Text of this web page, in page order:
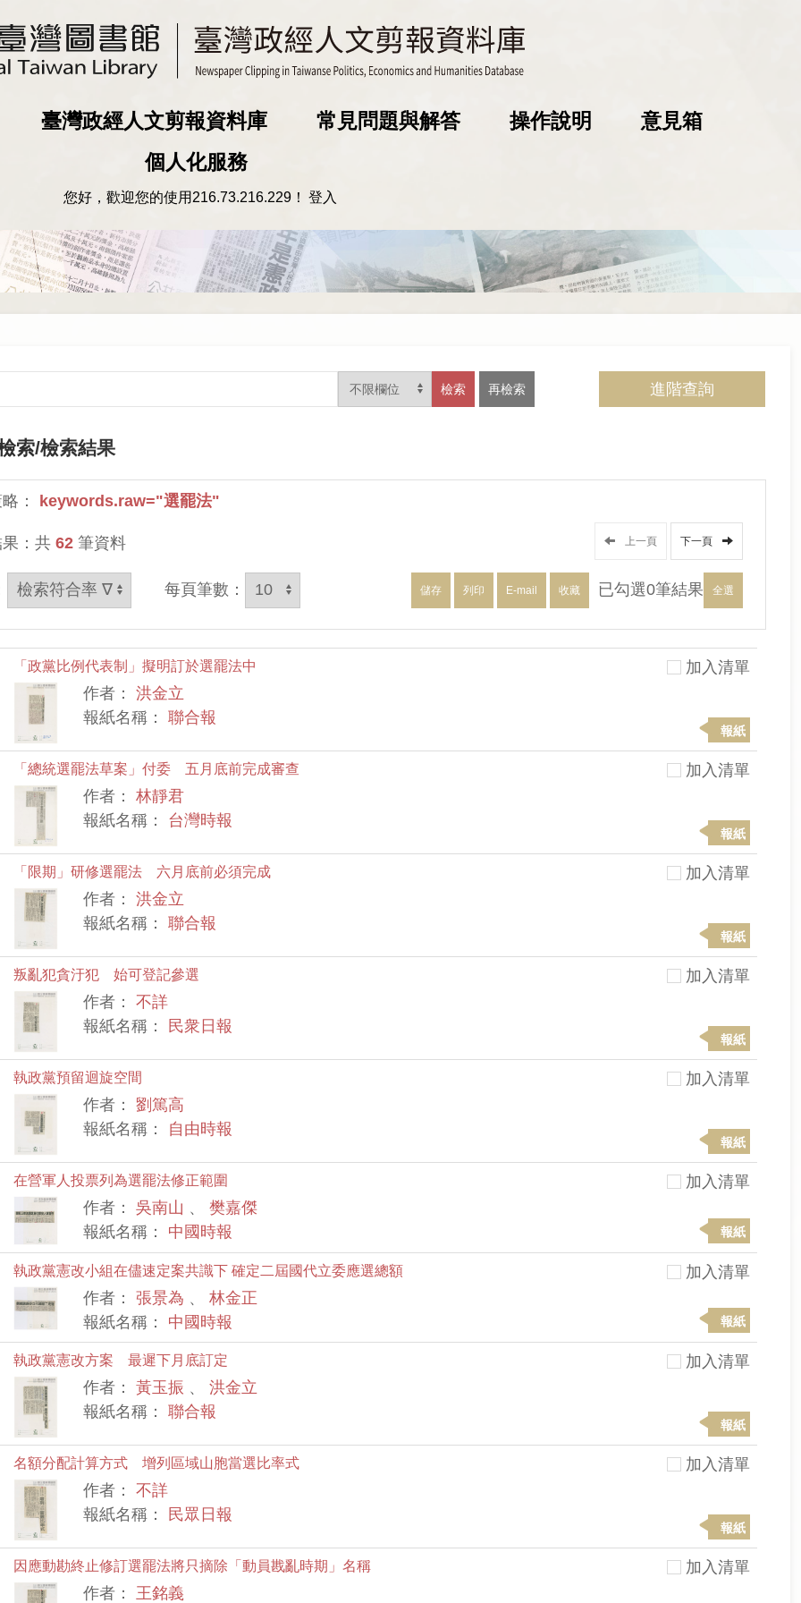
臺灣政經人文剪報資料庫 常見問題與解答 操作說明
意見箱
個人化服務
您好，歡迎您的使用 216.73.216.229 ！ 登入
檢索 再檢索 進階查詢
索/檢索結果
： keywords.raw="選罷法"
：共 62筆資料 上一頁 下一頁
每頁筆數： 儲存 列印 E-mail 收藏 已勾選0筆結果 全選
「政黨比例代表制」擬明訂於選罷法中
作者：洪金立
報紙名稱：聯合報
加入清單
報紙
「總統選罷法草案」付委 五月底前完成審查
作者：林靜君
報紙名稱： 台灣時報
加入清單
報紙
「限期」研修選罷法 六月底前必須完成
作者：洪金立
報紙名稱：聯合報
加入清單
報紙
叛亂犯貪汙犯 始可登記參選
作者：不詳
報紙名稱：
民衆日報
加入清單
報紙
執政黨預留迴旋空間
作者：劉篤高
報紙名稱： 自由時報
加入清單
報紙
在營軍人投票列為選罷法修正範圍
作者：吳南山 、樊嘉傑
報紙名稱： 中國時報
加入清單
報紙
執政黨憲改小組在儘速定案共識下 確定二屆國代立委應選總額
作者：張景為 、林金正
報紙名稱： 中國時報
加入清單
報紙
執政黨憲改方案 最遲下月底訂定
作者：黃玉振 、洪金立
報紙名稱：聯合報
加入清單
報紙
名額分配計算方式 增列區域山胞當選比率式
作者：不詳
報紙名稱：
民眾日報
加入清單
報紙
因應動勘終止修訂選罷法將只摘除「動員戡亂時期」名稱
作者：王銘義
加入清單